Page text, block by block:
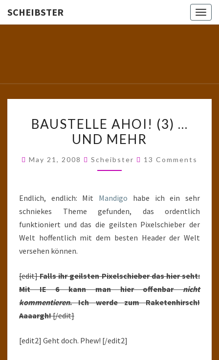
SCHEIBSTER
School!
AHOI!
(3)
BAUSTELLE AHOI! (3) …
UND MEHR
May 21, 2008 Scheibster Comments
13 Comments
Endlich, endlich: Mit Mandigo habe ich ein sehr
schniekes Theme gefunden, das ordentlich
funktioniert und das die geilsten Pixelschieber der
Welt hoffentlich mit dem besten Header der Welt
versehen können.
[edit]Falls ihr geilsten Pixelschieber das hier seht:
Mit IE 6 kann man hier offenbarnicht
kommentieren. Ich werde zum Raketenhirsch!
Aaaargh![/edit]
[edit2] Geht doch. Phew! [/edit2]